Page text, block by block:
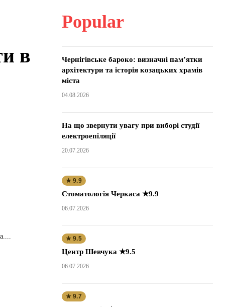
в
Popular
Чернігівське бароко: визначні пам’ятки
архітектури та історія козацьких храмів
міста
04.08.2026
На що звернути увагу при виборі студії
електроепіляції
20.07.2026
★ 9.9
Стоматологія Черкаса ★9.9
06.07.2026
★ 9.5
Центр Шевчука ★9.5
06.07.2026
★ 9.7